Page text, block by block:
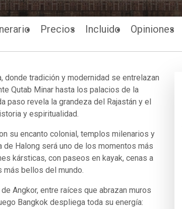
Precios Incluido Opiniones
donde tradición y modernidad se entrelazan
Qutab Minar hasta los palacios de la
paso revela la grandeza del Rajastán y el
y espiritualidad.
su encanto colonial, templos milenarios y
Halong será uno de los momentos más
kársticas, con paseos en kayak, cenas a
más bellos del mundo.
Angkor, entre raíces que abrazan muros
Bangkok despliega toda su energía: